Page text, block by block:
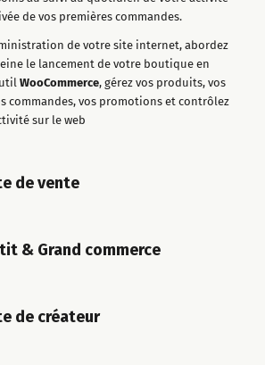
de vos premières commandes.
de votre site internet, abordez
le lancement de votre boutique en
WooCommerce, gérez vos produits, vos
commandes, vos promotions et contrôlez
sur le web
de vente
& Grand commerce
de créateur